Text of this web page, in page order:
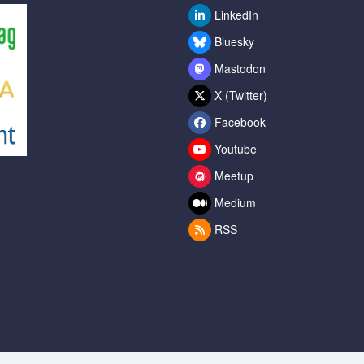
LinkedIn
Bluesky
Mastodon
X (Twitter)
Facebook
Youtube
Meetup
Medium
RSS